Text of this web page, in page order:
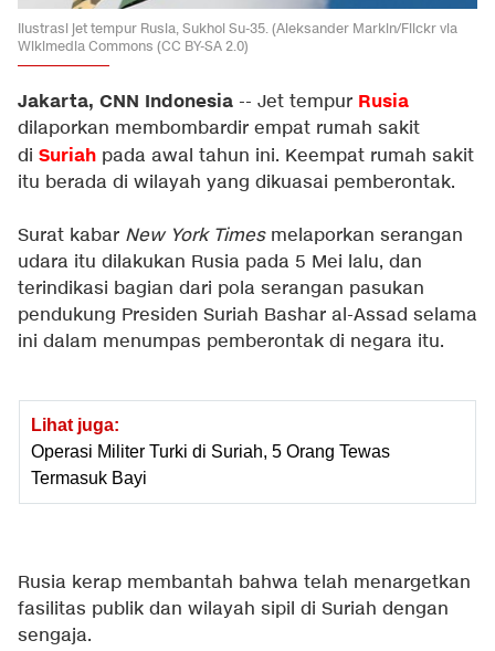
Ilustrasi jet tempur Rusia, Sukhoi Su-35. (Aleksander Markin/Flickr via
Wikimedia Commons (CC BY-SA 2.0)
Jakarta, CNN Indonesia -- Jet tempur Rusia
dilaporkan membombardir empat rumah sakit
di Suriah pada awal tahun ini. Keempat rumah sakit
itu berada di wilayah yang dikuasai pemberontak.
Surat kabar New York Timesmelaporkan serangan
udara itu dilakukan Rusia pada 5 Mei lalu, dan
terindikasi bagian dari pola serangan pasukan
pendukung Presiden Suriah Bashar al-Assad selama
ini dalam menumpas pemberontak di negara itu.
Lihat juga:
Operasi Militer Turki di Suriah, 5 Orang Tewas
Termasuk Bayi
Rusia kerap membantah bahwa telah menargetkan
fasilitas publik dan wilayah sipil di Suriah dengan
sengaja.